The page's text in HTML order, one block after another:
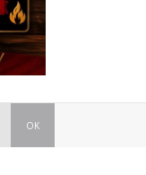
OK